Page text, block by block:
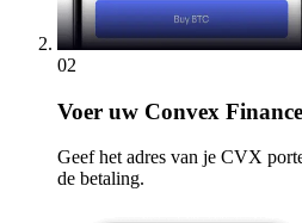
02
Voer uw Convex
Geef het adres van je CVX
de betaling.